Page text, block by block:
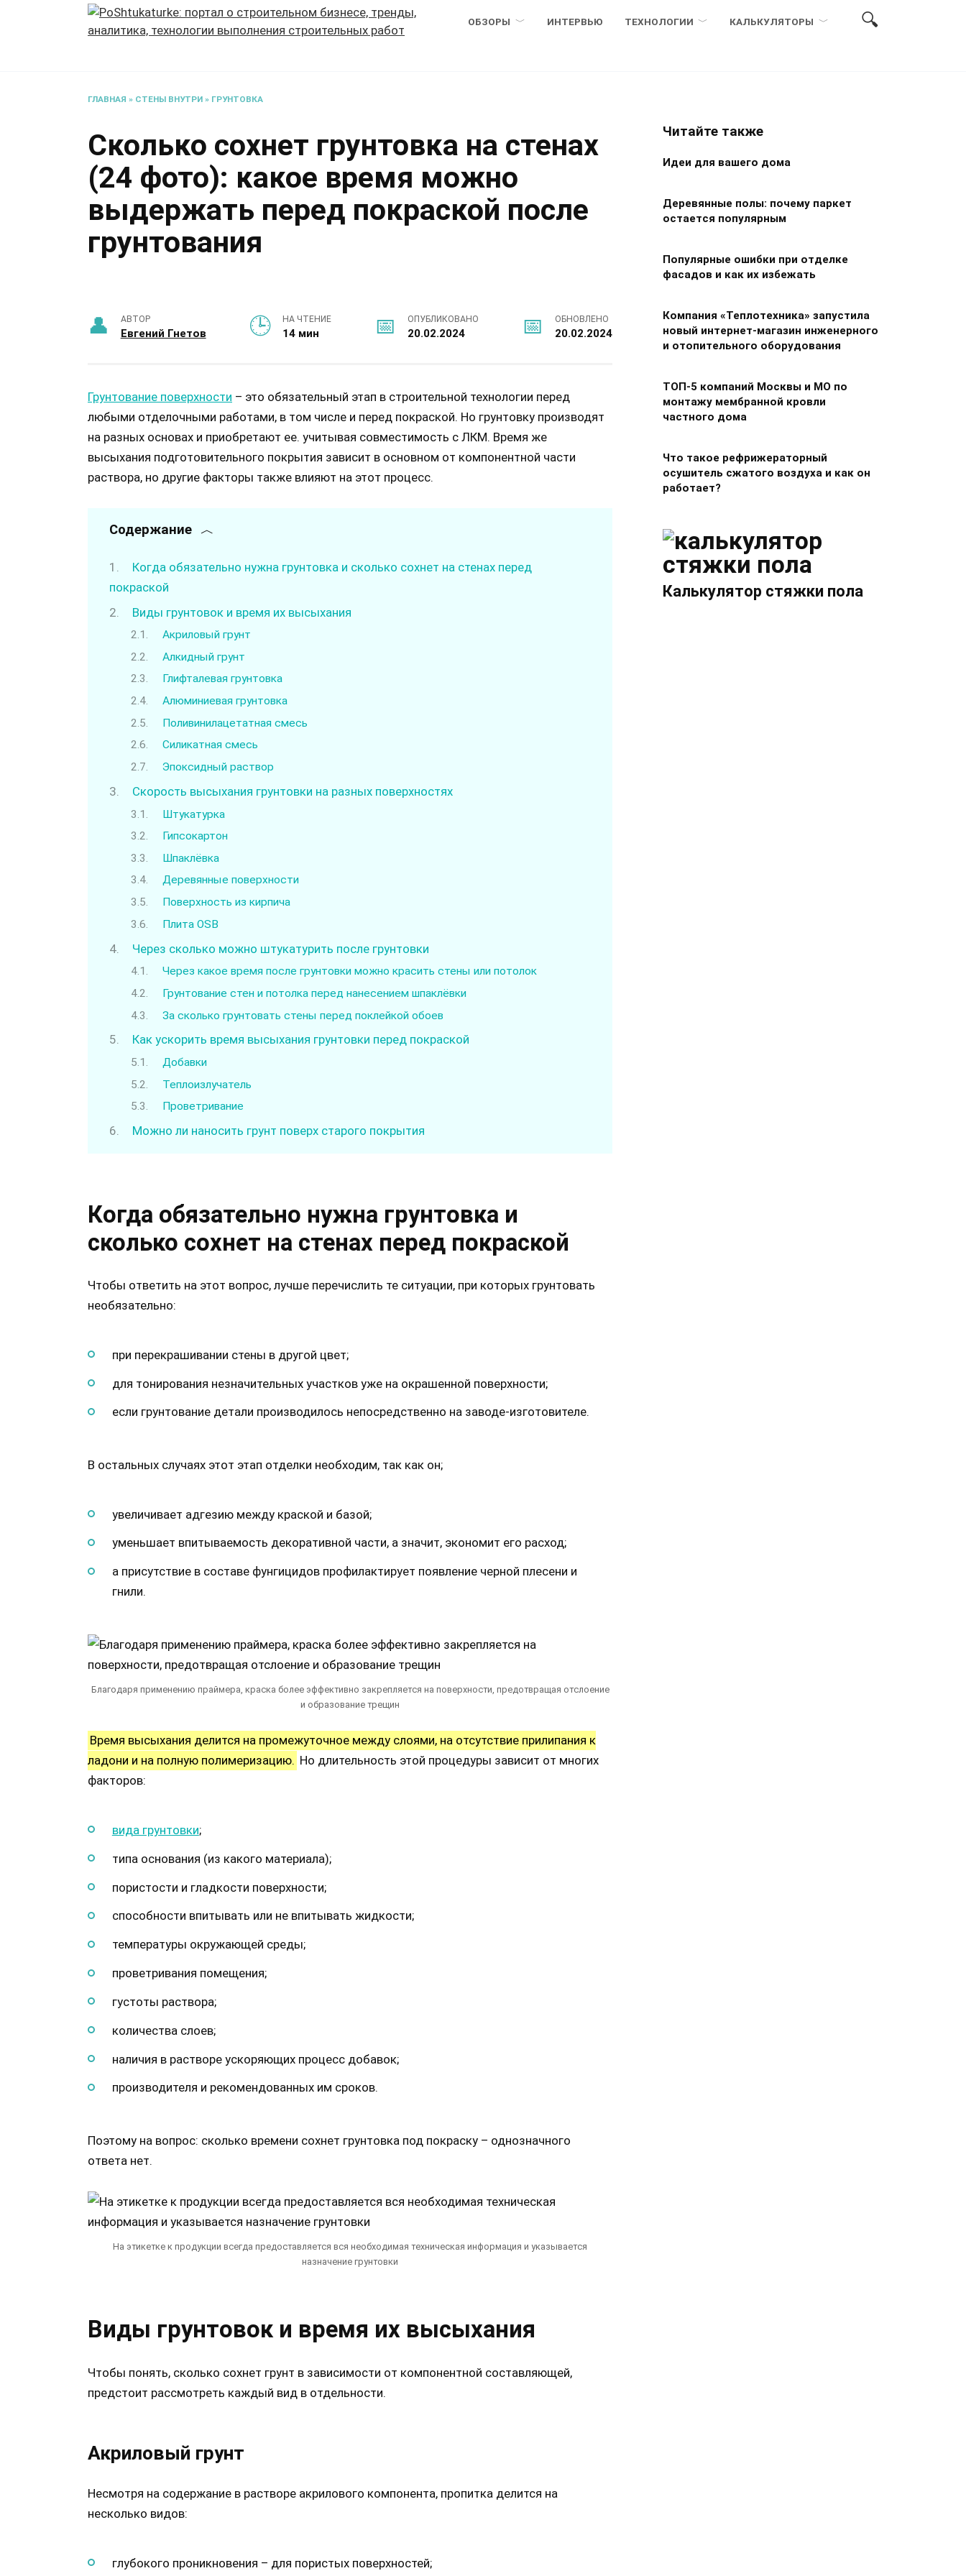
ОБЗОРЫ ИНТЕРВЬЮ ТЕХНОЛОГИИ КАЛЬКУЛЯТОРЫ
ГЛАВНАЯ » СТЕНЫ ВНУТРИ » ГРУНТОВКА
Сколько сохнет грунтовка на стенах
(24 фото): какое время можно
выдержать перед покраской после
грунтования
АВТОР
Евгений Гнетов
НА ЧТЕНИЕ
14 мин
ОПУБЛИКОВАНО
20.02.2024
ОБНОВЛЕНО
20.02.2024
Грунтование поверхности – это обязательный этап в строительной технологии перед
любыми отделочными работами, в том числе и перед покраской. Но грунтовку производят
на разных основах и приобретают ее. учитывая совместимость с ЛКМ. Время же
высыхания подготовительного покрытия зависит в основном от компонентной части
раствора, но другие факторы также влияют на этот процесс.
Содержание
Когда обязательно нужна грунтовка и сколько сохнет на стенах перед
покраской
Виды грунтовок и время их высыхания
Акриловый грунт
Алкидный грунт
Глифталевая грунтовка
Алюминиевая грунтовка
Поливинилацетатная смесь
Силикатная смесь
Эпоксидный раствор
Скорость высыхания грунтовки на разных поверхностях
Штукатурка
Гипсокартон
Шпаклёвка
Деревянные поверхности
Поверхность из кирпича
Плита OSB
Через сколько можно штукатурить после грунтовки
Через какое время после грунтовки можно красить стены или потолок
Грунтование стен и потолка перед нанесением шпаклёвки
За сколько грунтовать стены перед поклейкой обоев
Как ускорить время высыхания грунтовки перед покраской
Добавки
Теплоизлучатель
Проветривание
Можно ли наносить грунт поверх старого покрытия
Когда обязательно нужна грунтовка и
сколько сохнет на стенах перед покраской
Чтобы ответить на этот вопрос, лучше перечислить те ситуации, при которых грунтовать
необязательно:
при перекрашивании стены в другой цвет;
для тонирования незначительных участков уже на окрашенной поверхности;
если грунтование детали производилось непосредственно на заводе-изготовителе.
В остальных случаях этот этап отделки необходим, так как он;
увеличивает адгезию между краской и базой;
уменьшает впитываемость декоративной части, а значит, экономит его расход;
а присутствие в составе фунгицидов профилактирует появление черной плесени и
гнили.
Благодаря применению праймера, краска более эффективно закрепляется на поверхности, предотвращая отслоение
и образование трещин
Время высыхания делится на промежуточное между слоями, на отсутствие прилипания к
ладони и на полную полимеризацию. Но длительность этой процедуры зависит от многих
факторов:
вида грунтовки;
типа основания (из какого материала);
пористости и гладкости поверхности;
способности впитывать или не впитывать жидкости;
температуры окружающей среды;
проветривания помещения;
густоты раствора;
количества слоев;
наличия в растворе ускоряющих процесс добавок;
производителя и рекомендованных им сроков.
Поэтому на вопрос: сколько времени сохнет грунтовка под покраску – однозначного
ответа нет.
На этикетке к продукции всегда предоставляется вся необходимая техническая информация и указывается
назначение грунтовки
Виды грунтовок и время их высыхания
Чтобы понять, сколько сохнет грунт в зависимости от компонентной составляющей,
предстоит рассмотреть каждый вид в отдельности.
Акриловый грунт
Несмотря на содержание в растворе акрилового компонента, пропитка делится на
несколько видов:
глубокого проникновения – для пористых поверхностей;
Читайте также
Идеи для вашего дома
Деревянные полы: почему паркет
остается популярным
Популярные ошибки при отделке
фасадов и как их избежать
Компания «Теплотехника» запустила
новый интернет-магазин инженерного
и отопительного оборудования
ТОП-5 компаний Москвы и МО по
монтажу мембранной кровли
частного дома
Что такое рефрижераторный
осушитель сжатого воздуха и как он
работает?
Калькулятор стяжки пола